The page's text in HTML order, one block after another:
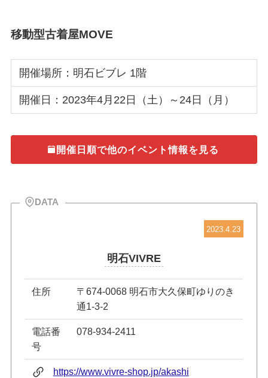
移動型古着屋MOVE
開催場所：明石ビブレ 1階
開催日：2023年4月22日（土）～24日（月）
開催日順で他のイベント情報を見る
DATA
2023.4.23
明石VIVRE
住所
〒674-0068 明石市大久保町ゆりのき
通1-3-2
電話番
号
078-934-2411
https://www.vivre-shop.jp/akashi